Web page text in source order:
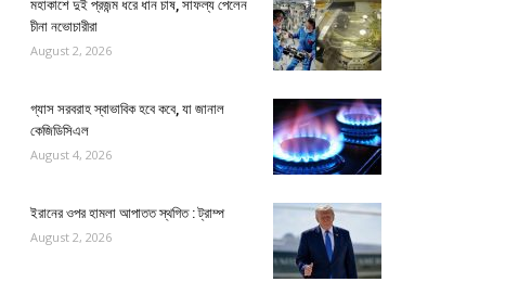
মহাকাশে দুই প্রজন্ম ধরে ধান চাষ, সাফল্য পেলেন
চীনা নভোচারীরা
August 2, 2026
গ্যাস সরবরাহ স্বাভাবিক হবে কবে, যা জানাল
কেজিডিসিএল
August 4, 2026
ইরানের ওপর হামলা আপাতত স্থগিত : ট্রাম্প
August 2, 2026